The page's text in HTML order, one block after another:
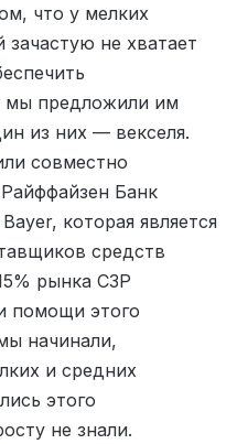
что у мелких
не хватает
мы предложили им
из них — векселя.
совместно
Банк
которая является
средств
рынка СЗР
помощи этого
начинали,
и средних
этого
не знали.